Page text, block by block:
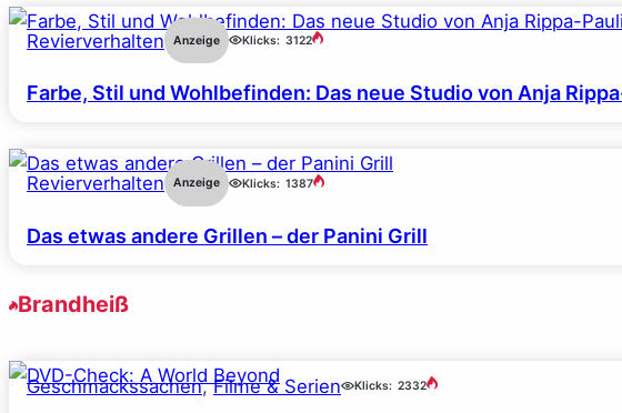
Revierverhalten Anzeige Klicks: 3122
Farbe, Stil und Wohlbefinden: Das neue Studio von Anja
Revierverhalten Anzeige Klicks: 1387
Das etwas andere Grillen – der Panini Grill
Brandheiß
Geschmackssachen, Filme & Serien Klicks: 2332